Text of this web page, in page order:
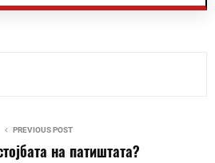
PREVIOUS POST
на патиштата?